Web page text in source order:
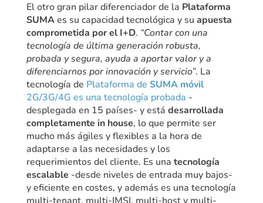
El otro gran pilar diferenciador de la Plataforma
SUMAes su capacidad tecnológica y su apuesta
comprometida por el I+D. “Contar con una
tecnología de última generación robusta,
probada y segura, ayuda a aportar valor y a
diferenciarnos por innovación y servicio”. La
tecnología de Plataforma de SUMA móvil
2G/3G/4G es una tecnología probada -
desplegada en 15 países- y está desarrollada
completamente in house, lo que permite ser
mucho más ágiles y flexibles a la hora de
adaptarse a las necesidades y los
requerimientos del cliente. Es una tecnología
escalable -desde niveles de entrada muy bajos-
y eficiente en costes, y además es una tecnología